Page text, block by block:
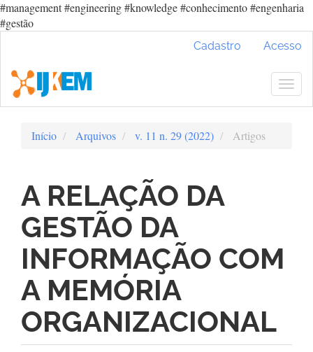
#management #engineering #knowledge #conhecimento #engenharia
#gestão
Conteúdo
principal
Barra
Cadastro Acesso
Início Arquivos v. 11 n. 29 (2022) Artigos
A RELAÇÃO DA
GESTÃO DA
INFORMAÇÃO COM
A MEMÓRIA
ORGANIZACIONAL